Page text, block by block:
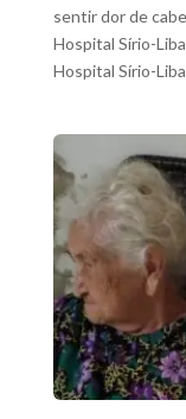
sentir dor de
Hospital Sírio-
Hospital Sírio-